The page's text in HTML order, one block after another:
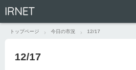
IRNET
トップページ 今日の市況 12/17
12/17